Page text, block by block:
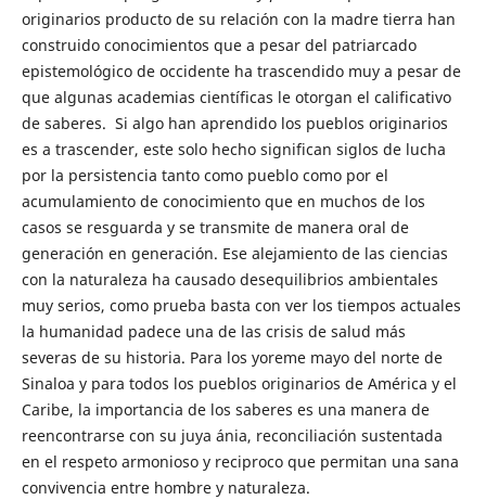
originarios producto de su relación con la madre tierra han
construido conocimientos que a pesar del patriarcado
epistemológico de occidente ha trascendido muy a pesar de
que algunas academias científicas le otorgan el calificativo
de saberes. Si algo han aprendido los pueblos originarios
es a trascender, este solo hecho significan siglos de lucha
por la persistencia tanto como pueblo como por el
acumulamiento de conocimiento que en muchos de los
casos se resguarda y se transmite de manera oral de
generación en generación. Ese alejamiento de las ciencias
con la naturaleza ha causado desequilibrios ambientales
muy serios, como prueba basta con ver los tiempos actuales
la humanidad padece una de las crisis de salud más
severas de su historia. Para los yoreme mayo del norte de
Sinaloa y para todos los pueblos originarios de América y el
Caribe, la importancia de los saberes es una manera de
reencontrarse con su juya ánia, reconciliación sustentada
en el respeto armonioso y reciproco que permitan una sana
convivencia entre hombre y naturaleza.